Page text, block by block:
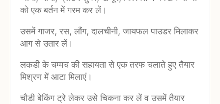
को एक बर्तन में गरम कर लें।
उसमें गाजर, रस, लौंग, दालचीनी, जायफल पाउडर मिलाकर
आग से उतार लें।
लकडी के चम्मच की सहायता से एक तरफ चलाते हुए तैयार
मिश्रण में आटा मिलाएं।
चौडी बेकिंग ट्रे लेकर उसे चिकना कर लें व उसमें तैयार